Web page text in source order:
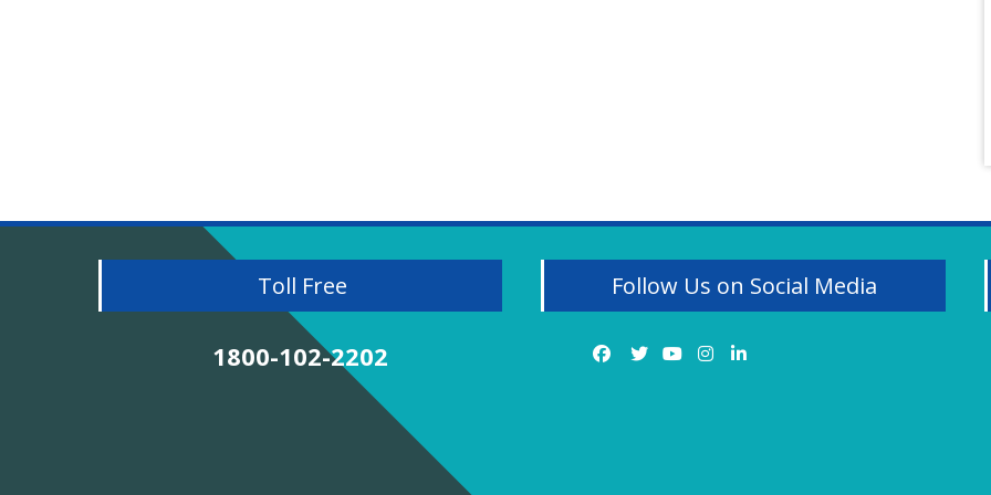
Toll Free
1800-102-2202
Follow Us on Social Media